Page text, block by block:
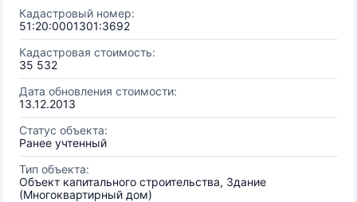
Кадастровый номер:
51:20:0001301:3692
Кадастровая стоимость:
35 532
Дата обновления стоимости:
13.12.2013
Статус объекта:
Ранее учтенный
Тип объекта:
Объект капитального строительства, Здание
(Многоквартирный дом)